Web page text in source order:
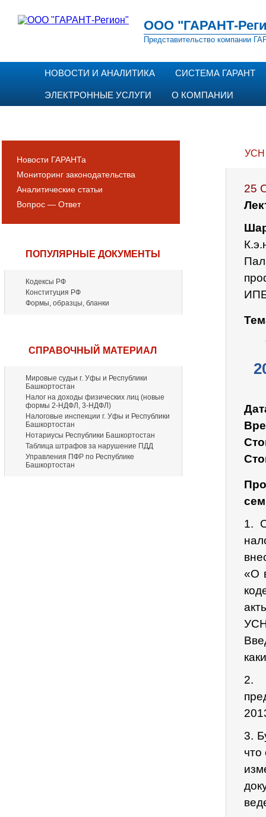
ООО "ГАРАНТ-
Представительство компании
НОВОСТИ И АНАЛИТИКА СИСТЕМА ГАРАНТ
ЭЛЕКТРОННЫЕ УСЛУГИ О КОМПАНИИ
Новости ГАРАНТа
Мониторинг законодательства
Аналитические статьи
Вопрос — Ответ
ПОПУЛЯРНЫЕ ДОКУМЕНТЫ
Кодексы РФ
Конституция РФ
Формы, образцы, бланки
СПРАВОЧНЫЙ МАТЕРИАЛ
Мировые судьи г. Уфы и Республики
Башкортостан
Налог на доходы физических лиц (новые
формы 2-НДФЛ, 3-НДФЛ)
Налоговые инспекции г. Уфы и Республики
Башкортостан
Нотариусы Республики Башкортостан
Таблица штрафов за нарушение ПДД
Управления ПФР по Республике
Башкортостан
УСН
25
1.
«О
2.
3.
что